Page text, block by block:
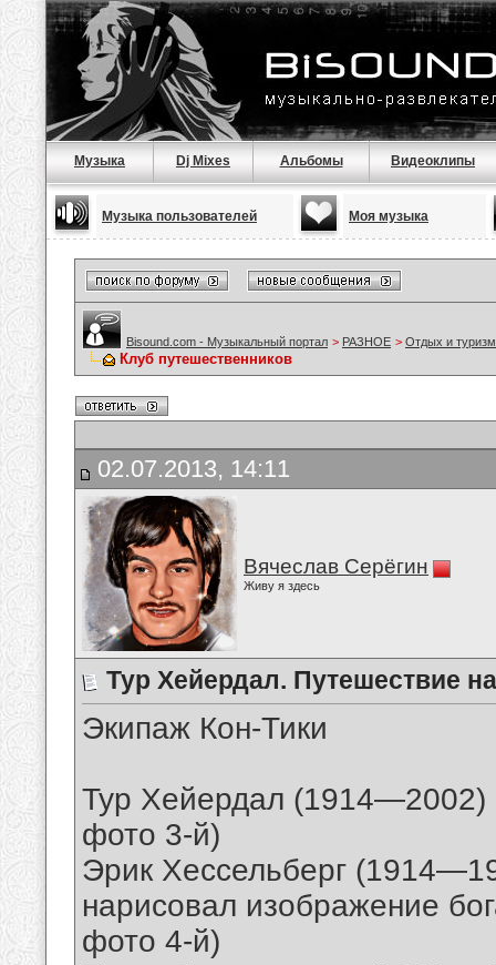
Музыка Dj Mixes Альбомы Видеоклипы
Музыка пользователей Моя музыка
Bisound.com - Музыкальный портал > РАЗНОЕ > Отдых и туризм
Клуб путешественников
02.07.2013, 14:11
Вячеслав Серёгин
Живу я здесь
Тур Хейердал. Путешествие
Экипаж Кон-Тики
Тур Хейердал (1914—2002)
фото 3-й)
Эрик Хессельберг
нарисовал изображение
фото 4-й)